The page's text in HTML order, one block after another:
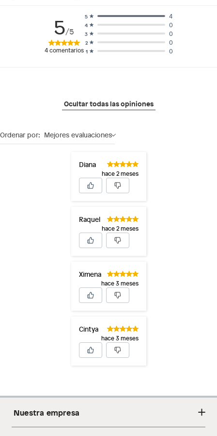
5/5
4 comentarios 1 0
2 0
3 0
4 0
5 4
Ocultar todas las opiniones
Ordenar por: Mejores evaluaciones
Diana
hace 2 meses
Raquel
hace 2 meses
Ximena
hace 3 meses
Cintya
hace 3 meses
Nuestra empresa